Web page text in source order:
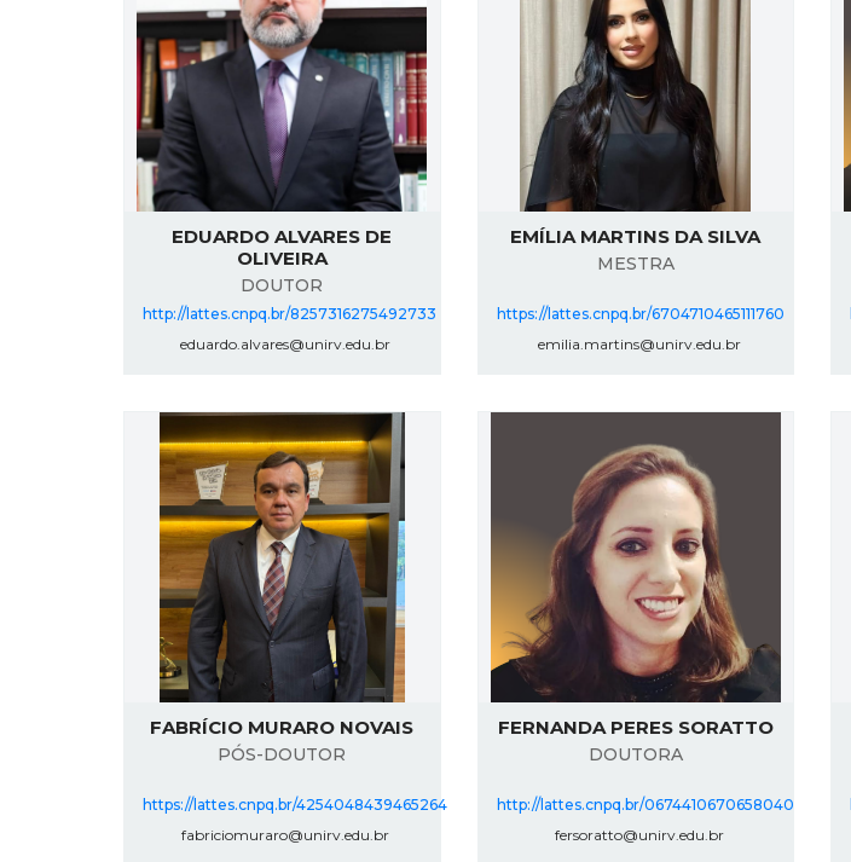
EDUARDO ALVARES DE
OLIVEIRA
DOUTOR
http://lattes.cnpq.br/8257316275492733
eduardo.alvares@unirv.edu.br
EMÍLIA MARTINS DA SILVA
MESTRA
https://lattes.cnpq.br/6704710465111760
emilia.martins@unirv.edu.br
FABRÍCIO MURARO NOVAIS
PÓS-DOUTOR
https://lattes.cnpq.br/4254048439465264
fabriciomuraro@unirv.edu.br
FERNANDA PERES SORATTO
DOUTORA
http://lattes.cnpq.br/0674410670658040
fersoratto@unirv.edu.br